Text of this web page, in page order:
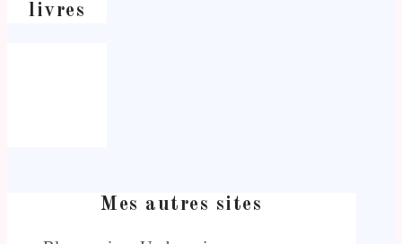
livres
Mes autres sites